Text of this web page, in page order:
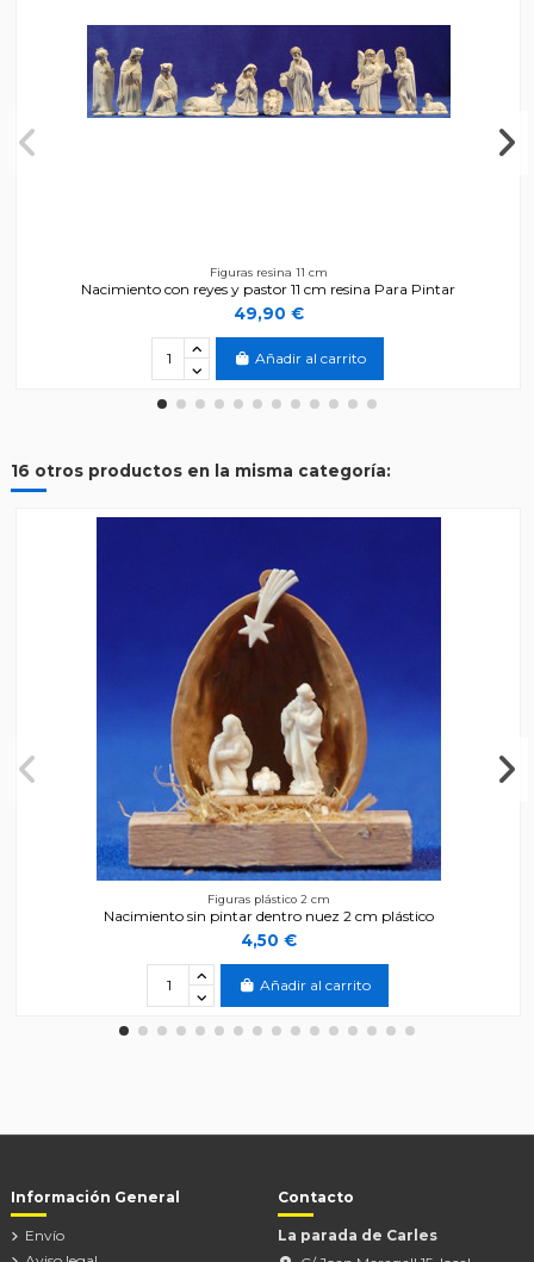
Figuras resina 11 cm
Nacimiento con reyes y pastor 11 cm resina Para Pintar
49,90 €
Añadir al carrito
16 otros productos en la misma categoría:
Figuras plástico 2 cm
Nacimiento sin pintar dentro nuez 2 cm plástico
4,50 €
Añadir al carrito
Información General
Envío
Contacto
La parada de Carles